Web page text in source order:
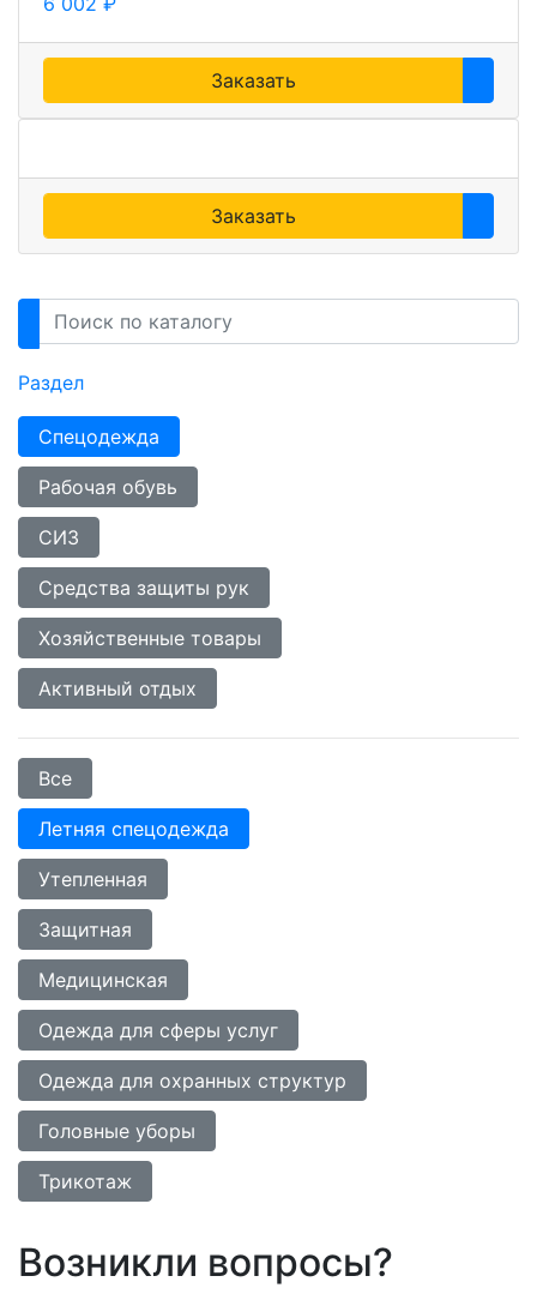
Заказать
Заказать
Раздел
Спецодежда
Рабочая обувь
СИЗ
Средства защиты рук
Хозяйственные товары
Активный отдых
Все
Летняя спецодежда
Утепленная
Защитная
Медицинская
Одежда для сферы услуг
Одежда для охранных структур
Головные уборы
Трикотаж
Возникли вопросы?